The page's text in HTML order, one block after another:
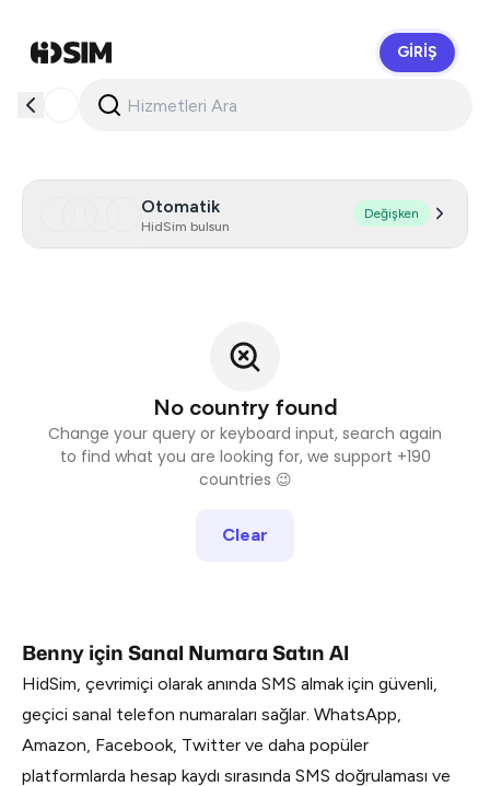
GIRIŞ
Otomatik
HidSim bulsun
Değişken
No country found
Change your query or keyboard input, search again
to find what you are looking for, we support +190
countries 😉
Clear
Benny için Sanal Numara Satın Al
HidSim, çevrimiçi olarak anında SMS almak için güvenli,
geçici sanal telefon numaraları sağlar. WhatsApp,
Amazon, Facebook, Twitter ve daha popüler
platformlarda hesap kaydı sırasında SMS doğrulaması ve